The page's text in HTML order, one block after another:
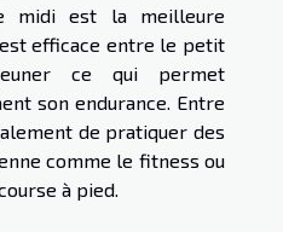
midi est la meilleure
efficace entre le petit
ce qui permet
son endurance. Entre
de pratiquer des
comme le fitness ou
à pied.